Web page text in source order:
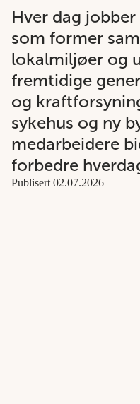
Hver dag
som former
lokalmiljøer og
fremtidige
og
sykehus og ny
medarbeidere
forbedre
Publisert 02.07.2026